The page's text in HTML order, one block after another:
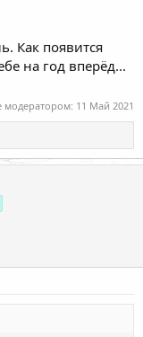
Как появится
на год вперёд...
модератором: 11 Май 2021